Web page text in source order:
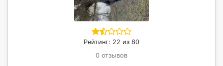
Рейтинг: 22 из 80
0 отзывов